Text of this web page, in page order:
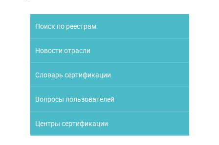
Поиск по реестрам
Новости отрасли
Словарь сертификации
Вопросы пользователей
Центры сертификации